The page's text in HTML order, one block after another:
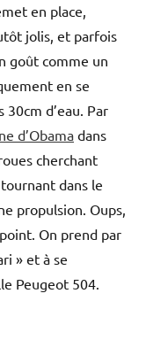
en place,
jolis, et parfois
goût comme un
en se
d’eau. Par
d’Obamadans
cherchant
dans le
propulsion. Oups,
On prend par
» et à se
Peugeot 504.